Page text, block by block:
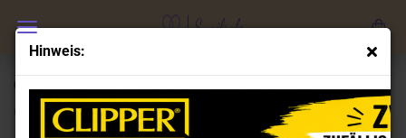
Hinweis:
Clipper Feuerzeuge Set Magic is Everywhere
(Art.Nr.:CL101418)